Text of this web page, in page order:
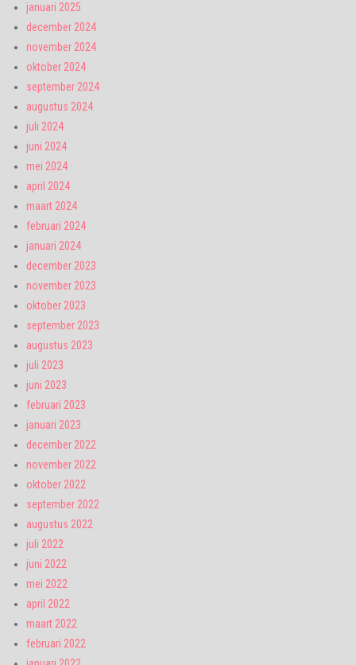
januari 2025
december 2024
november 2024
oktober 2024
september 2024
augustus 2024
juli 2024
juni 2024
mei 2024
april 2024
maart 2024
februari 2024
januari 2024
december 2023
november 2023
oktober 2023
september 2023
augustus 2023
juli 2023
juni 2023
februari 2023
januari 2023
december 2022
november 2022
oktober 2022
september 2022
augustus 2022
juli 2022
juni 2022
mei 2022
april 2022
maart 2022
februari 2022